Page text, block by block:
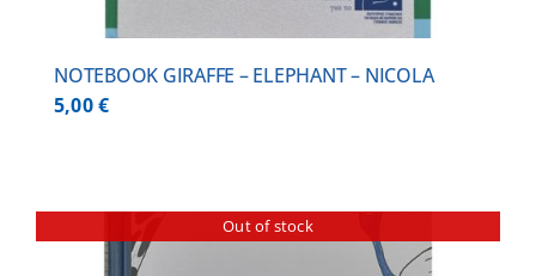
NOTEBOOK GIRAFFE – ELEPHANT – NICOLA
5,00€
Out of stock